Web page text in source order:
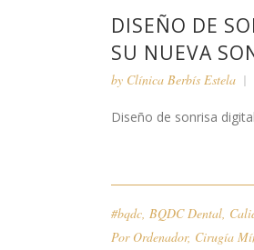
DISEÑO DE
SU NUEVA
by Clínica Berbís Estela
Diseño de sonrisa
#bqdc BQDC Dental
Por Ordenador, Cirugía